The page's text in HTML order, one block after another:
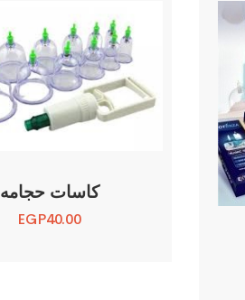
كاسات حجامه
EGP40.00